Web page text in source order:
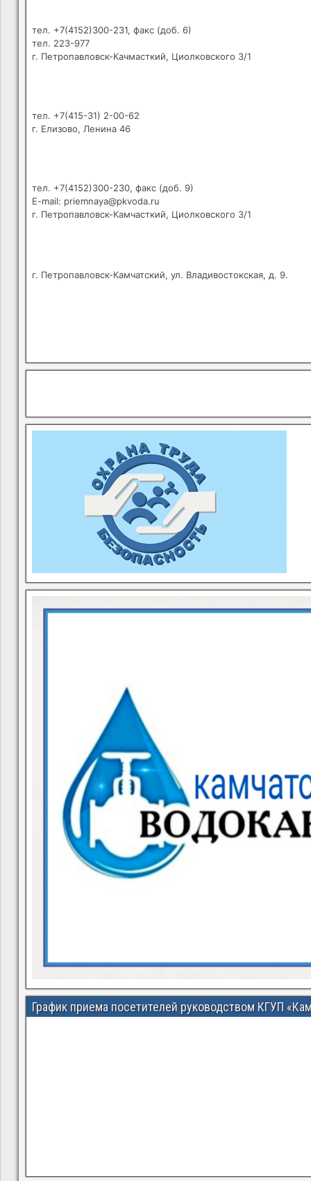
тел. +7(4152)300-231, факс (доб. 6)
тел. 223-977
г. Петропавловск-Качмасткий, Циолковского 3/1
тел. +7(415-31) 2-00-62
г. Елизово, Ленина 46
тел. +7(4152)300-230, факс (доб. 9)
E-mail: priemnaya@pkvoda.ru
г. Петропавловск-Камчасткий, Циолковского 3/1
г. Петропавловск-Камчатский, ул. Владивостокская, д. 9.
График приема посетителей руководством КГУП